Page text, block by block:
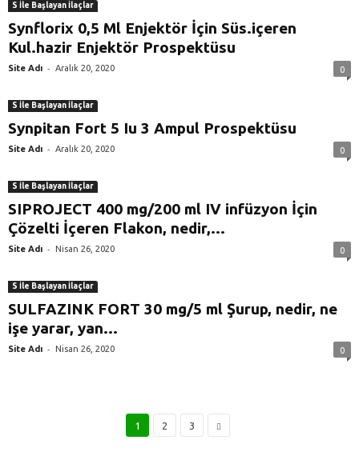
S İle Başlayan İlaçlar
Synflorix 0,5 Ml Enjektör İçin Süs.içeren
Kul.hazir Enjektör Prospektüsu
Site Adı - Aralık 20, 2020 0
S İle Başlayan İlaçlar
Synpitan Fort 5 Iu 3 Ampul Prospektüsu
Site Adı - Aralık 20, 2020 0
S İle Başlayan İlaçlar
SIPROJECT 400 mg/200 ml IV infüzyon İçin
Çözelti İçeren Flakon, nedir,...
Site Adı - Nisan 26, 2020 0
S İle Başlayan İlaçlar
SULFAZINK FORT 30 mg/5 ml Şurup, nedir, ne
işe yarar, yan...
Site Adı - Nisan 26, 2020 0
1 2 3